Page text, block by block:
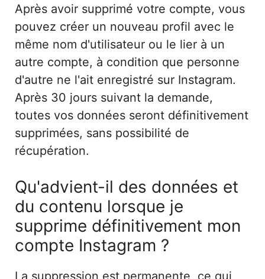
Après avoir supprimé votre compte, vous
pouvez créer un nouveau profil avec le
même nom d'utilisateur ou le lier à un
autre compte, à condition que personne
d'autre ne l'ait enregistré sur Instagram.
Après 30 jours suivant la demande,
toutes vos données seront définitivement
supprimées, sans possibilité de
récupération.
Qu'advient-il des données et
du contenu lorsque je
supprime définitivement mon
compte Instagram ?
La suppression est permanente, ce qui